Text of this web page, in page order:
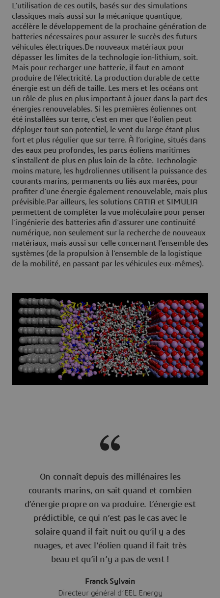
L’utilisation de ces outils, basés sur des simulations
classiques mais aussi sur la mécanique quantique,
accélère le développement de la prochaine génération de
batteries nécessaires pour assurer le succès des futurs
véhicules électriques.De nouveaux matériaux pour
dépasser les limites de la technologie ion-lithium, soit.
Mais pour recharger une batterie, il faut en amont
produire de l’électricité. La production durable de cette
énergie est un défi de taille. Les mers et les océans ont
un rôle de plus en plus important à jouer dans la part des
énergies renouvelables. Si les premières éoliennes ont
été installées sur terre, c’est en mer que l’éolien peut
déployer tout son potentiel, le vent du large étant plus
fort et plus régulier que sur terre. À l’origine, situés dans
des eaux peu profondes, les parcs éoliens maritimes
s’installent de plus en plus loin de la côte. Technologie
moins mature, les hydroliennes utilisent la puissance des
courants marins, permanents ou liés aux marées, pour
profiter d’une énergie également renouvelable, mais plus
prévisible.Par ailleurs, les solutions CATIA et SIMULIA
permettent de compléter la vue moléculaire pour penser
l’ingénierie des batteries afin d’assurer une continuité
numérique, non seulement sur la recherche de nouveaux
matériaux, mais aussi sur celle concernant l’ensemble des
systèmes (de la propulsion à l’ensemble de la logistique
de la mobilité, en passant par les véhicules eux-mêmes).
On connaît depuis des millénaires les
courants marins, on sait quand et combien
d’énergie propre on va produire. L’énergie est
prédictible, ce qui n’est pas le cas avec le
solaire quand il fait nuit ou qu’il y a des
nuages, et avec l’éolien quand il fait très
beau et qu’il n’y a pas de vent !
Franck Sylvain
Directeur général d’EEL Energy